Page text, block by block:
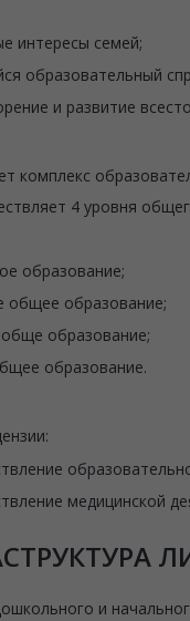
интересы семей;
образовательный
и развитие
комплекс
4 уровня
образование;
общее образование;
образование;
образование.
медицинской
и